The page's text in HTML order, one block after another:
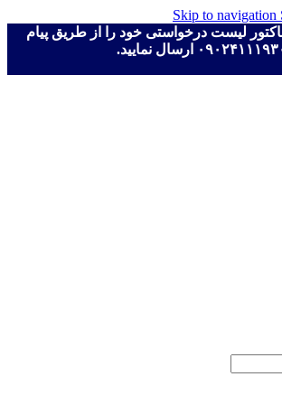
Skip to navigation
لیست درخواستی خود را از طریق پیام